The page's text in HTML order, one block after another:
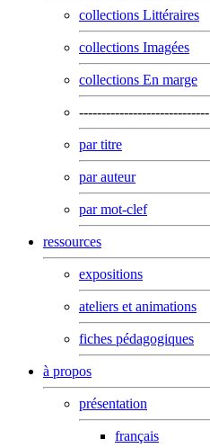
collections Littéraires
collections Imagées
collections En marge
-----------------------------
par titre
par auteur
par mot-clef
ressources
expositions
ateliers et animations
fiches pédagogiques
à propos
présentation
français